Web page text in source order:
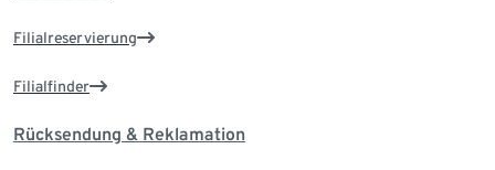
Filialreservierung
Filialfinder
Rücksendung & Reklamation